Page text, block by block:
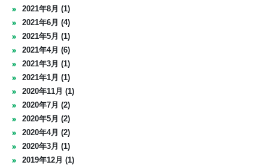
2021年8月 (1)
2021年6月 (4)
2021年5月 (1)
2021年4月 (6)
2021年3月 (1)
2021年1月 (1)
2020年11月 (1)
2020年7月 (2)
2020年5月 (2)
2020年4月 (2)
2020年3月 (1)
2019年12月 (1)